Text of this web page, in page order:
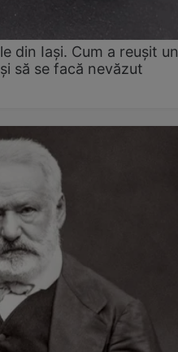
din Iași. Cum a reușit un
să se facă nevăzut